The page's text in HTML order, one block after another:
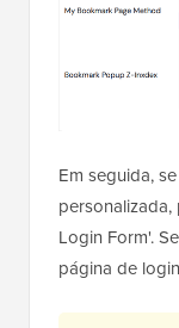
Em seguida,
Login Form'.
página de